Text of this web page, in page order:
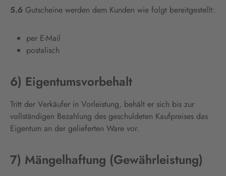
5.6 Gutscheine werden dem Kunden wie folgt bereitgestellt:
per E-Mail
postalisch
6) Eigentumsvorbehalt
Tritt der Verkäufer in Vorleistung, behält er sich bis zur
vollständigen Bezahlung des geschuldeten Kaufpreises das
Eigentum an der gelieferten Ware vor.
7) Mängelhaftung (Gewährleistung)